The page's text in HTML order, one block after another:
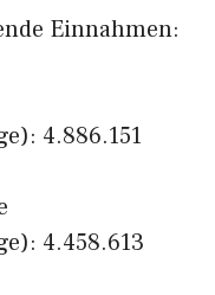
Einnahmen:
4.886.151
4.458.613